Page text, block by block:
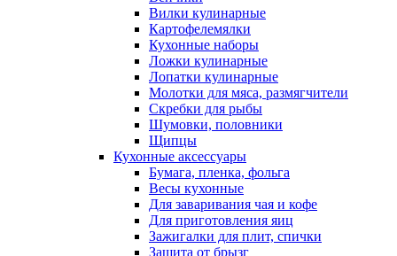
Вилки кулинарные
Картофелемялки
Кухонные наборы
Ложки кулинарные
Лопатки кулинарные
Молотки для мяса, размягчители
Скребки для рыбы
Шумовки, половники
Щипцы
Кухонные аксессуары
Бумага, пленка, фольга
Весы кухонные
Для заваривания чая и кофе
Для приготовления яиц
Зажигалки для плит, спички
Защита от брызг